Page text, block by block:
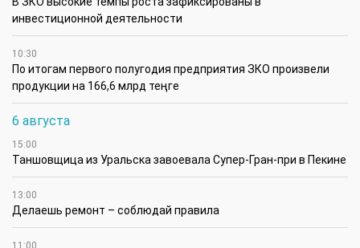
инвестиционной деятельности
10:30
По итогам первого полугодия предприятия ЗКО произвели
продукции на 166,6 млрд теңге
6 августа
15:00
Таншовщица из Уральска завоевала Супер-Гран-при в Пекине
13:00
Делаешь ремонт – соблюдай правила